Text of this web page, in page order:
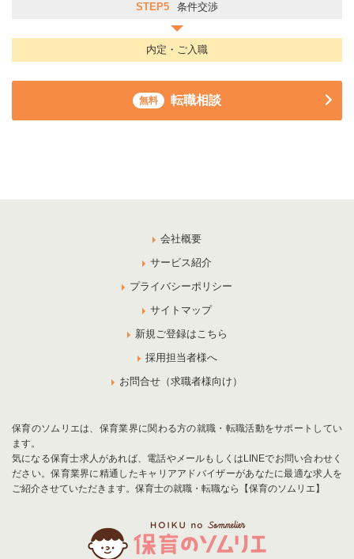
STEP5 条件交渉
内定・ご入職
無料 転職相談
会社概要
サービス紹介
プライバシーポリシー
サイトマップ
新規ご登録はこちら
採用担当者様へ
お問合せ（求職者様向け）
保育のソムリエは、保育業界に関わる方の就職・転職活動をサポートしてい
ます。
気になる保育士求人があれば、電話やメールもしくはLINEでお問い合わせく
ださい。保育業界に精通したキャリアアドバイザーがあなたに最適な求人を
ご紹介させていただきます。保育士の就職・転職なら【保育のソムリエ】